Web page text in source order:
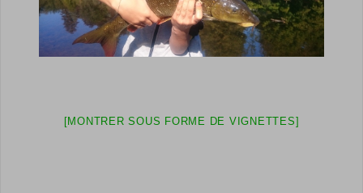
[MONTRER SOUS FORME DE VIGNETTES]